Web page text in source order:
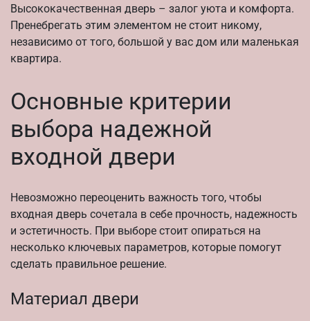
Высококачественная дверь – залог уюта и комфорта.
Пренебрегать этим элементом не стоит никому,
независимо от того, большой у вас дом или маленькая
квартира.
Основные критерии
выбора надежной
входной двери
Невозможно переоценить важность того, чтобы
входная дверь сочетала в себе прочность, надежность
и эстетичность. При выборе стоит опираться на
несколько ключевых параметров, которые помогут
сделать правильное решение.
Материал двери